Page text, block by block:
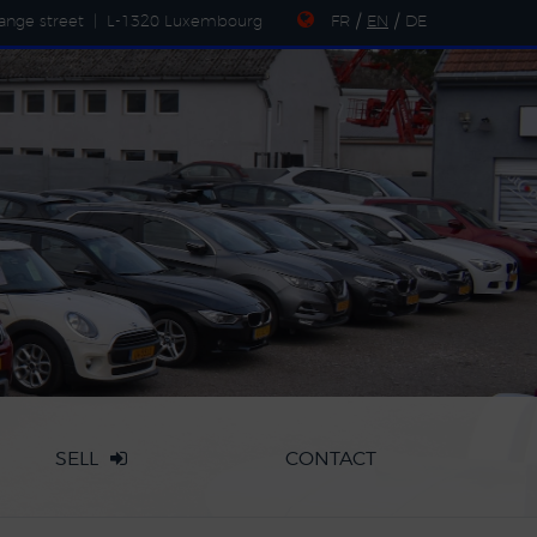
street L-1320 Luxembourg FR / EN / DE
SELL CONTACT